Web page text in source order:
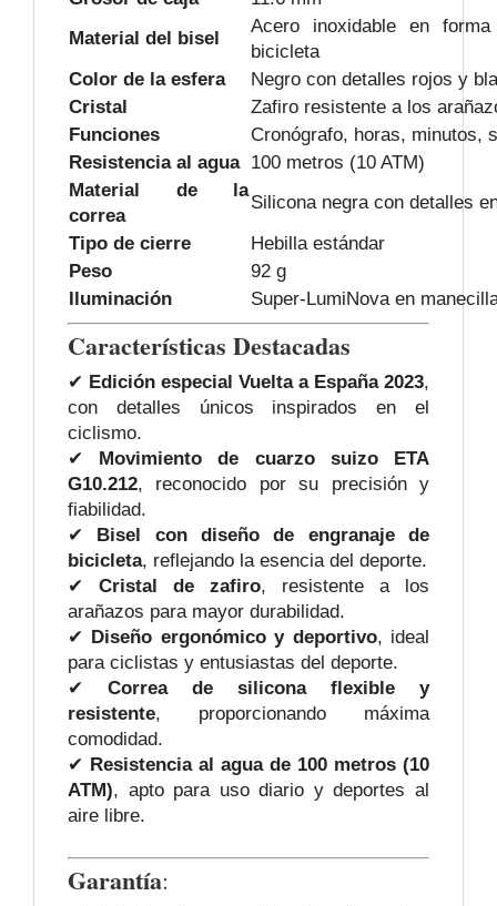
Material del bisel
Acero inoxidable en
bicicleta
Color de la esfera
Negro con detalles rojos y
Cristal
Zafiro resistente a los
Funciones
Cronógrafo, horas, minutos,
Resistencia al agua 100 metros (10 ATM)
Material de la
correa
Silicona negra con detalles
Tipo de cierre
Hebilla estándar
Peso
92 g
Iluminación
Super-LumiNova en
Características Destacadas
✔ Edición especial Vuelta a España 2023,
con detalles únicos inspirados en el
ciclismo.
✔
Movimiento de cuarzo suizo ETA
G10.212, reconocido por su precisión y
fiabilidad.
✔
Bisel con diseño de engranaje de
bicicleta, reflejando la esencia del deporte.
✔ Cristal de zafiro, resistente a los
arañazos para mayor durabilidad.
✔ Diseño ergonómico y deportivo, ideal
para ciclistas y entusiastas del deporte.
✔ Correa de silicona flexible y
resistente, proporcionando máxima
comodidad.
✔ Resistencia al agua de 100 metros (10
ATM), apto para uso diario y deportes al
aire libre.
Garantía: